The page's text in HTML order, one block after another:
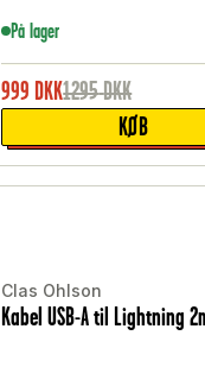
På lager
999 DKK1295DKK
KØB
Clas Ohlson
Kabel USB-A til Lightning